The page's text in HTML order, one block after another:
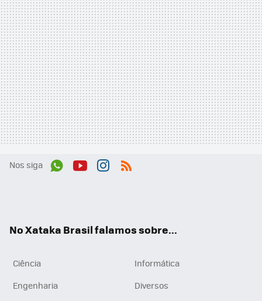
Nos siga
No Xataka Brasil falamos sobre...
Ciência
Informática
Engenharia
Diversos